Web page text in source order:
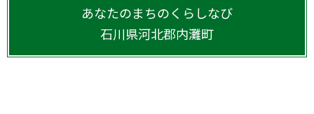
あなたのまちのくらしなび
石川県河北郡内灘町